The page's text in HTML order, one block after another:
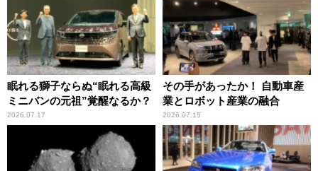
眠れる獅子ならぬ“眠れる高級
ミニバンの元祖”覚醒なるか？
2026.07.17
その手があったか！ 自動車産
業とロボット産業の融合
2026.07.15